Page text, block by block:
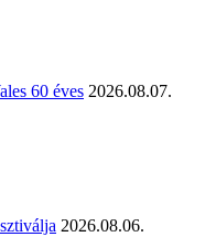
60 éves 2026.08.07.
2026.08.06.